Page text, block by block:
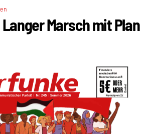
Marsch mit Plan